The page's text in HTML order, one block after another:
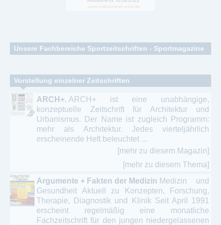
Unsere Fachbereiche Sportzeitschriften - Sportmagazine
Ballsportarten - Fußball – Handball – Basketball
Body Building - Fitness - Kraftsport
Clubs - Kampfsport – Kampfkunst - Kampftanz
Diverse Sportarten - Ausdauersport
Flugsport - Segelflug - Flugwesen
Golf - Golfmagazine
Vorstellung einzelner Zeitschriften
ARCH+. ARCH+ ist eine unabhängige,
konzeptuelle Zeitschrift für Architektur und
Urbanismus. Der Name ist zugleich Programm:
mehr als Architektur. Jedes vierteljährlich
erscheinende Heft beleuchtet ...
[mehr zu diesem Magazin]
[mehr zu diesem Thema]
Argumente + Fakten der Medizin Medizin und
Gesundheit Aktuell zu Konzepten, Forschung,
Therapie, Diagnostik und Klinik Seit April 1991
erscheint regelmäßig eine monatliche
Fachzeitschrift für den jungen niedergelassenen